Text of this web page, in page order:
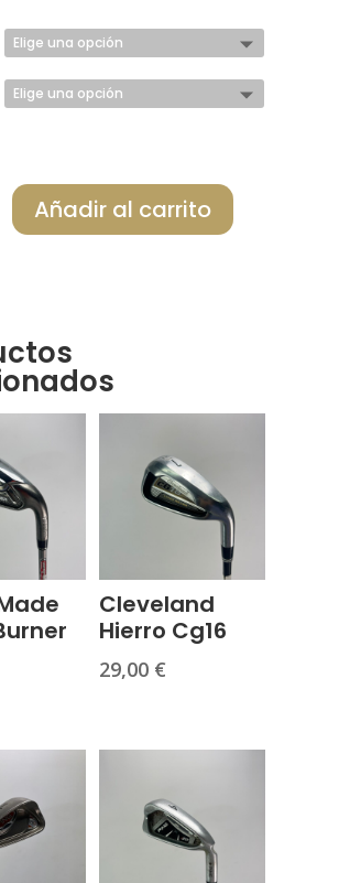
Añadir al carrito
Cleveland
Hierro Cg16
29,00 €